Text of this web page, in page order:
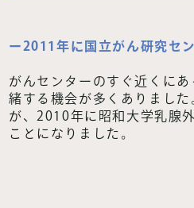
ー2011年に国立がん研究セ
がんセンターのすぐ近くにあ
緒する機会が多くありまし
が、2010年に昭和大学乳腺
ことになりました。